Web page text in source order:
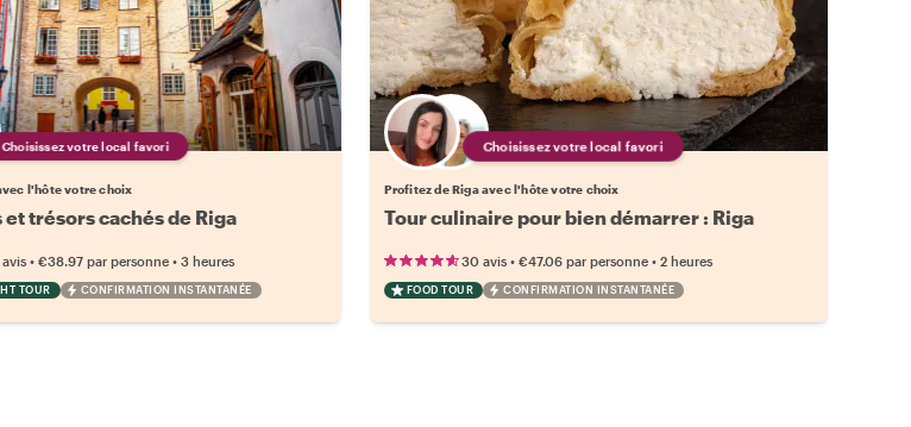
Choisissez votre local favori
l'hôte votre choix
trésors cachés de Riga
•€38.97 par personne •3 heures
TOUR CONFIRMATION INSTANTANÉE
Choisissez votre local favori
Profitez de Riga avec l'hôte votre choix
Tour culinaire pour bien démarrer : Riga
30 avis• €47.06 par personne• 2 heures
FOOD TOUR CONFIRMATION INSTANTANÉE